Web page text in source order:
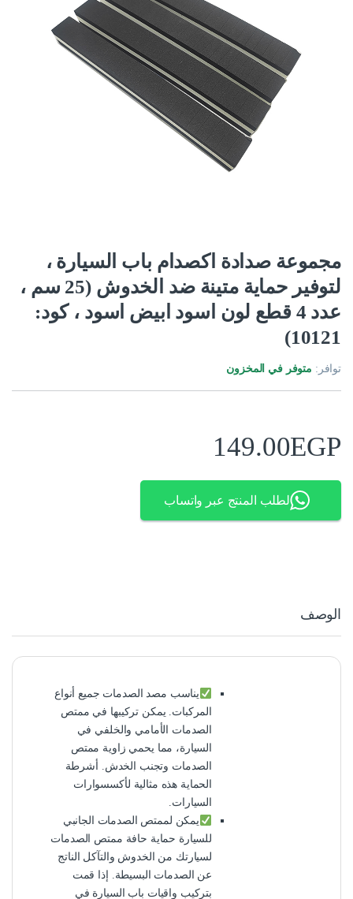
مجموعة صدادة اكصدام باب السيارة ،
لتوفير حماية متينة ضد الخدوش (25 سم ،
عدد 4 قطع لون اسود ابيض اسود ، كود:
10121)
توافر: متوفر في المخزون
149.00EGP
لطلب المنتج عبر واتساب
الوصف
يناسب مصد الصدمات جميع أنواع
المركبات. يمكن تركيبها في ممتص
الصدمات الأمامي والخلفي في
السيارة، مما يحمي زاوية ممتص
الصدمات وتجنب الخدش. أشرطة
الحماية هذه مثالية لأكسسوارات
السيارات.
يمكن لممتص الصدمات الجانبي
للسيارة حماية حافة ممتص الصدمات
لسيارتك من الخدوش والتآكل الناتج
عن الصدمات البسيطة. إذا قمت
بتركيب واقيات باب السيارة في